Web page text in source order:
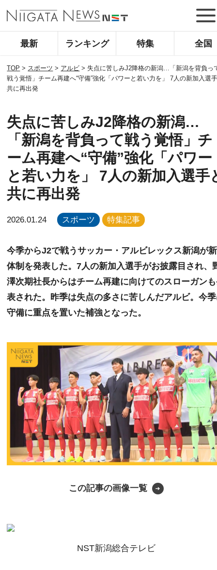
最新 ランキング 特集 全国
TOP > スポーツ > アルビ > 失点に苦しみJ2降格の新潟…「新潟を背負っ
戦う覚悟」チーム再建へ“守備”強化「パワーと若い力を」 7人の新加入選
共に再出発
失点に苦しみJ2降格の新潟…
「新潟を背負って戦う覚悟」チ
ーム再建へ“守備”強化「パワー
と若い力を」 7人の新加入選手
共に再出発
2026.01.24 スポーツ 特集記事
今季からJ2で戦うサッカー・アルビレックス新潟が新
体制を発表した。7人の新加入選手がお披露目され、
澤次期社長からはチーム再建に向けてのスローガン
表された。昨季は失点の多さに苦しんだアルビ。今
守備に重点を置いた補強となった。
この記事の画像一覧
NST新潟総合テレビ